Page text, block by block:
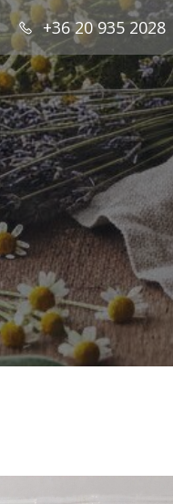
+36 20 935 2028